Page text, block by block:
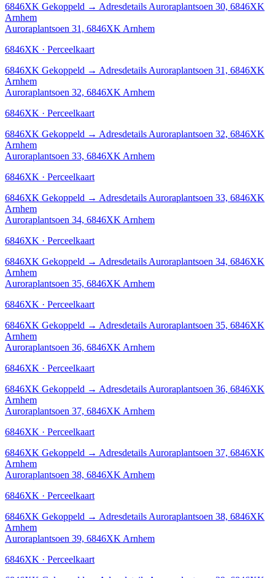
6846XK Gekoppeld → Adresdetails Auroraplantsoen 30, 6846XK
Arnhem
Auroraplantsoen 31, 6846XK Arnhem
6846XK · Perceelkaart
6846XK Gekoppeld → Adresdetails Auroraplantsoen 31, 6846XK
Arnhem
Auroraplantsoen 32, 6846XK Arnhem
6846XK · Perceelkaart
6846XK Gekoppeld → Adresdetails Auroraplantsoen 32, 6846XK
Arnhem
Auroraplantsoen 33, 6846XK Arnhem
6846XK · Perceelkaart
6846XK Gekoppeld → Adresdetails Auroraplantsoen 33, 6846XK
Arnhem
Auroraplantsoen 34, 6846XK Arnhem
6846XK · Perceelkaart
6846XK Gekoppeld → Adresdetails Auroraplantsoen 34, 6846XK
Arnhem
Auroraplantsoen 35, 6846XK Arnhem
6846XK · Perceelkaart
6846XK Gekoppeld → Adresdetails Auroraplantsoen 35, 6846XK
Arnhem
Auroraplantsoen 36, 6846XK Arnhem
6846XK · Perceelkaart
6846XK Gekoppeld → Adresdetails Auroraplantsoen 36, 6846XK
Arnhem
Auroraplantsoen 37, 6846XK Arnhem
6846XK · Perceelkaart
6846XK Gekoppeld → Adresdetails Auroraplantsoen 37, 6846XK
Arnhem
Auroraplantsoen 38, 6846XK Arnhem
6846XK · Perceelkaart
6846XK Gekoppeld → Adresdetails Auroraplantsoen 38, 6846XK
Arnhem
Auroraplantsoen 39, 6846XK Arnhem
6846XK · Perceelkaart